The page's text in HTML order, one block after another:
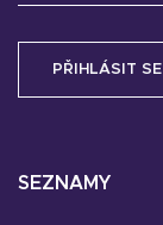
SEZNAMY